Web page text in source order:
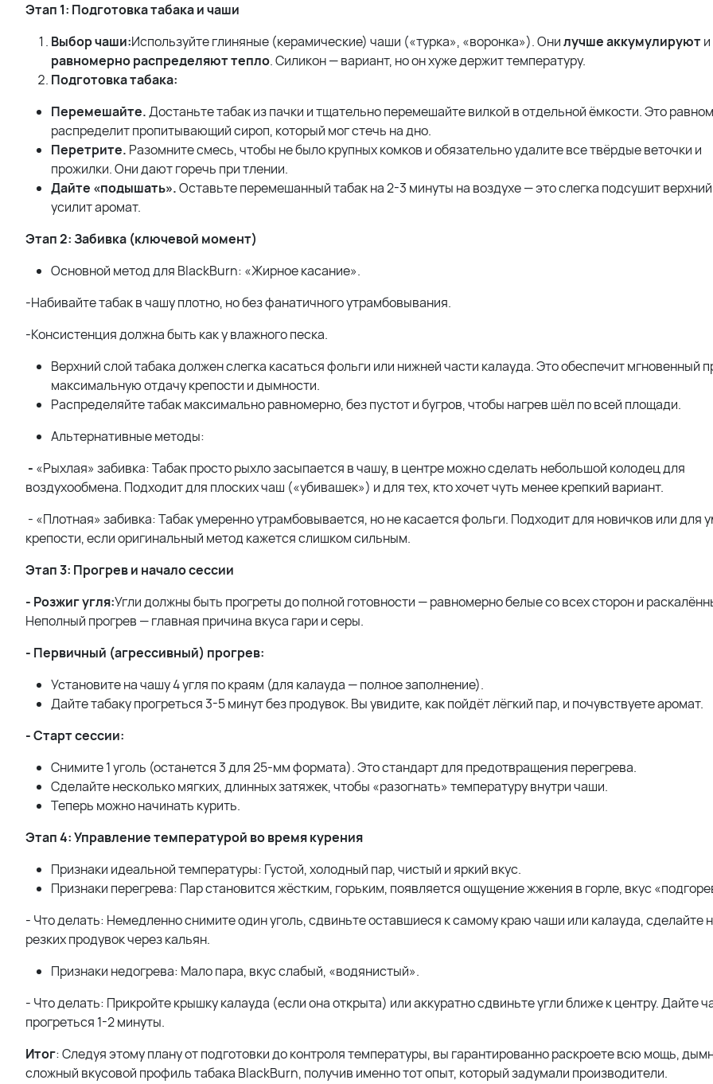
Этап 1: Подготовка табака и чаши
Выбор чаши:Используйте глиняные (керамические) чаши («турка», «воронка»). Онилучше аккумулируюти
равномерно распределяют тепло. Силикон — вариант, но он хуже держит температуру.
Подготовка табака:
Перемешайте.Достаньте табак из пачки и тщательно перемешайте вилкой в отдельной ёмкости. Это
распределит пропитывающий сироп, который мог стечь на дно.
Перетрите. Разомните смесь, чтобы не было крупных комков и обязательно удалите все твёрдые веточки и
прожилки. Они дают горечь при тлении.
Дайте «подышать».Оставьте перемешанный табак на 2-3 минуты на воздухе — это слегка подсушит
усилит аромат.
Этап 2: Забивка (ключевой момент)
Основной метод для BlackBurn: «Жирное касание».
-Набивайте табак в чашу плотно, но без фанатичного утрамбовывания.
-Консистенция должна быть как у влажного песка.
Верхний слой табака должен слегка касаться фольги или нижней части калауда. Это обеспечит мгновенный
максимальную отдачу крепости и дымности.
Распределяйте табак максимально равномерно, без пустот и бугров, чтобы нагрев шёл по всей площади.
Альтернативные методы:
- «Рыхлая» забивка: Табак просто рыхло засыпается в чашу, в центре можно сделать небольшой колодец для
воздухообмена. Подходит для плоских чаш («убивашек») и для тех, кто хочет чуть менее крепкий вариант.
- «Плотная» забивка: Табак умеренно утрамбовывается, но не касается фольги. Подходит для новичков или для
крепости, если оригинальный метод кажется слишком сильным.
Этап 3: Прогрев и начало сессии
- Розжиг угля:Угли должны быть прогреты до полной готовности — равномерно белые со всех сторон и
Неполный прогрев — главная причина вкуса гари и серы.
- Первичный (агрессивный) прогрев:
Установите на чашу 4 угля по краям (для калауда — полное заполнение).
Дайте табаку прогреться 3-5 минут без продувок. Вы увидите, как пойдёт лёгкий пар, и почувствуете аромат.
- Старт сессии:
Снимите 1 уголь (останется 3 для 25-мм формата). Это стандарт для предотвращения перегрева.
Сделайте несколько мягких, длинных затяжек, чтобы «разогнать» температуру внутри чаши.
Теперь можно начинать курить.
Этап 4: Управление температурой во время курения
Признаки идеальной температуры: Густой, холодный пар, чистый и яркий вкус.
Признаки перегрева: Пар становится жёстким, горьким, появляется ощущение жжения в горле, вкус
- Что делать: Немедленно снимите один уголь, сдвиньте оставшиеся к самому краю чаши или калауда, сделайте
резких продувок через кальян.
Признаки недогрева: Мало пара, вкус слабый, «водянистый».
- Что делать: Прикройте крышку калауда (если она открыта) или аккуратно сдвиньте угли ближе к центру. Дайте
прогреться 1-2 минуты.
Итог: Следуя этому плану от подготовки до контроля температуры, вы гарантированно раскроете всю мощь,
сложный вкусовой профиль табака BlackBurn, получив именно тот опыт, который задумали производители.